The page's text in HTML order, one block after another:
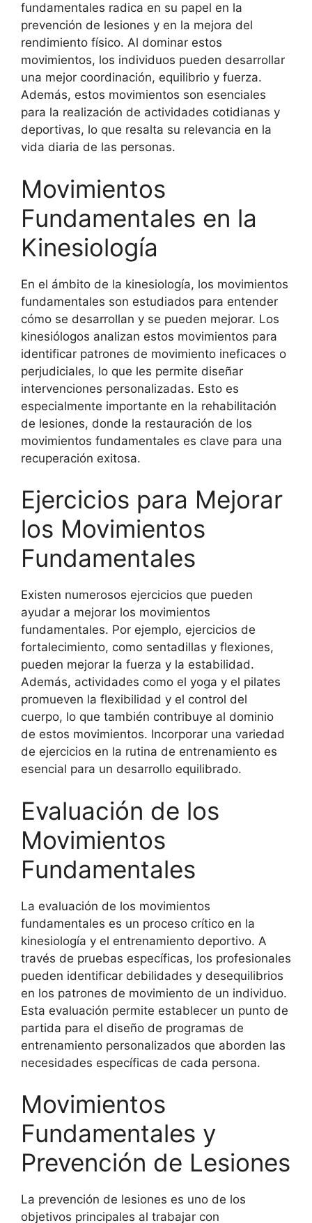
fundamentales radica en su papel en la
prevención de lesiones y en la mejora del
rendimiento físico. Al dominar estos
movimientos, los individuos pueden desarrollar
una mejor coordinación, equilibrio y fuerza.
Además, estos movimientos son esenciales
para la realización de actividades cotidianas y
deportivas, lo que resalta su relevancia en la
vida diaria de las personas.
Movimientos
Fundamentales en la
Kinesiología
En el ámbito de la kinesiología, los movimientos
fundamentales son estudiados para entender
cómo se desarrollan y se pueden mejorar. Los
kinesiólogos analizan estos movimientos para
identificar patrones de movimiento ineficaces o
perjudiciales, lo que les permite diseñar
intervenciones personalizadas. Esto es
especialmente importante en la rehabilitación
de lesiones, donde la restauración de los
movimientos fundamentales es clave para una
recuperación exitosa.
Ejercicios para Mejorar
los Movimientos
Fundamentales
Existen numerosos ejercicios que pueden
ayudar a mejorar los movimientos
fundamentales. Por ejemplo, ejercicios de
fortalecimiento, como sentadillas y flexiones,
pueden mejorar la fuerza y la estabilidad.
Además, actividades como el yoga y el pilates
promueven la flexibilidad y el control del
cuerpo, lo que también contribuye al dominio
de estos movimientos. Incorporar una variedad
de ejercicios en la rutina de entrenamiento es
esencial para un desarrollo equilibrado.
Evaluación de los
Movimientos
Fundamentales
La evaluación de los movimientos
fundamentales es un proceso crítico en la
kinesiología y el entrenamiento deportivo. A
través de pruebas específicas, los profesionales
pueden identificar debilidades y desequilibrios
en los patrones de movimiento de un individuo.
Esta evaluación permite establecer un punto de
partida para el diseño de programas de
entrenamiento personalizados que aborden las
necesidades específicas de cada persona.
Movimientos
Fundamentales y
Prevención de Lesiones
La prevención de lesiones es uno de los
objetivos principales al trabajar con